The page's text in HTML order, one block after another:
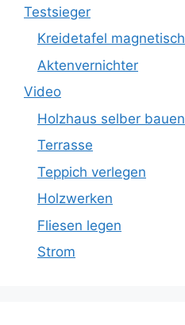
Testsieger
Kreidetafel magnetisch
Aktenvernichter
Video
Holzhaus selber bauen
Terrasse
Teppich verlegen
Holzwerken
Fliesen legen
Strom